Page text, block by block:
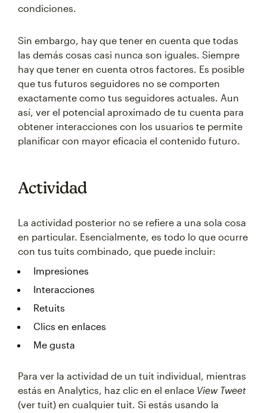
condiciones.
Sin embargo, hay que tener en cuenta que todas
las demás cosas casi nunca son iguales. Siempre
hay que tener en cuenta otros factores. Es posible
que tus futuros seguidores no se comporten
exactamente como tus seguidores actuales. Aun
así, ver el potencial aproximado de tu cuenta para
obtener interacciones con los usuarios te permite
planificar con mayor eficacia el contenido futuro.
Actividad
La actividad posterior no se refiere a una sola cosa
en particular. Esencialmente, es todo lo que ocurre
con tus tuits combinado, que puede incluir:
Impresiones
Interacciones
Retuits
Clics en enlaces
Me gusta
Para ver la actividad de un tuit individual, mientras
estás en Analytics, haz clic en el enlace View Tweet
(ver tuit) en cualquier tuit. Si estás usando la